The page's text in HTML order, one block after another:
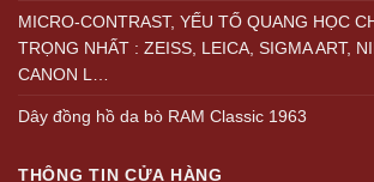
MICRO-CONTRAST, YẾU TỐ QUANG HỌC
TRỌNG NHẤT : ZEISS, LEICA, SIGMA ART,
CANON L…
Dây đồng hồ da bò RAM Classic 1963
THÔNG TIN CỬA HÀNG